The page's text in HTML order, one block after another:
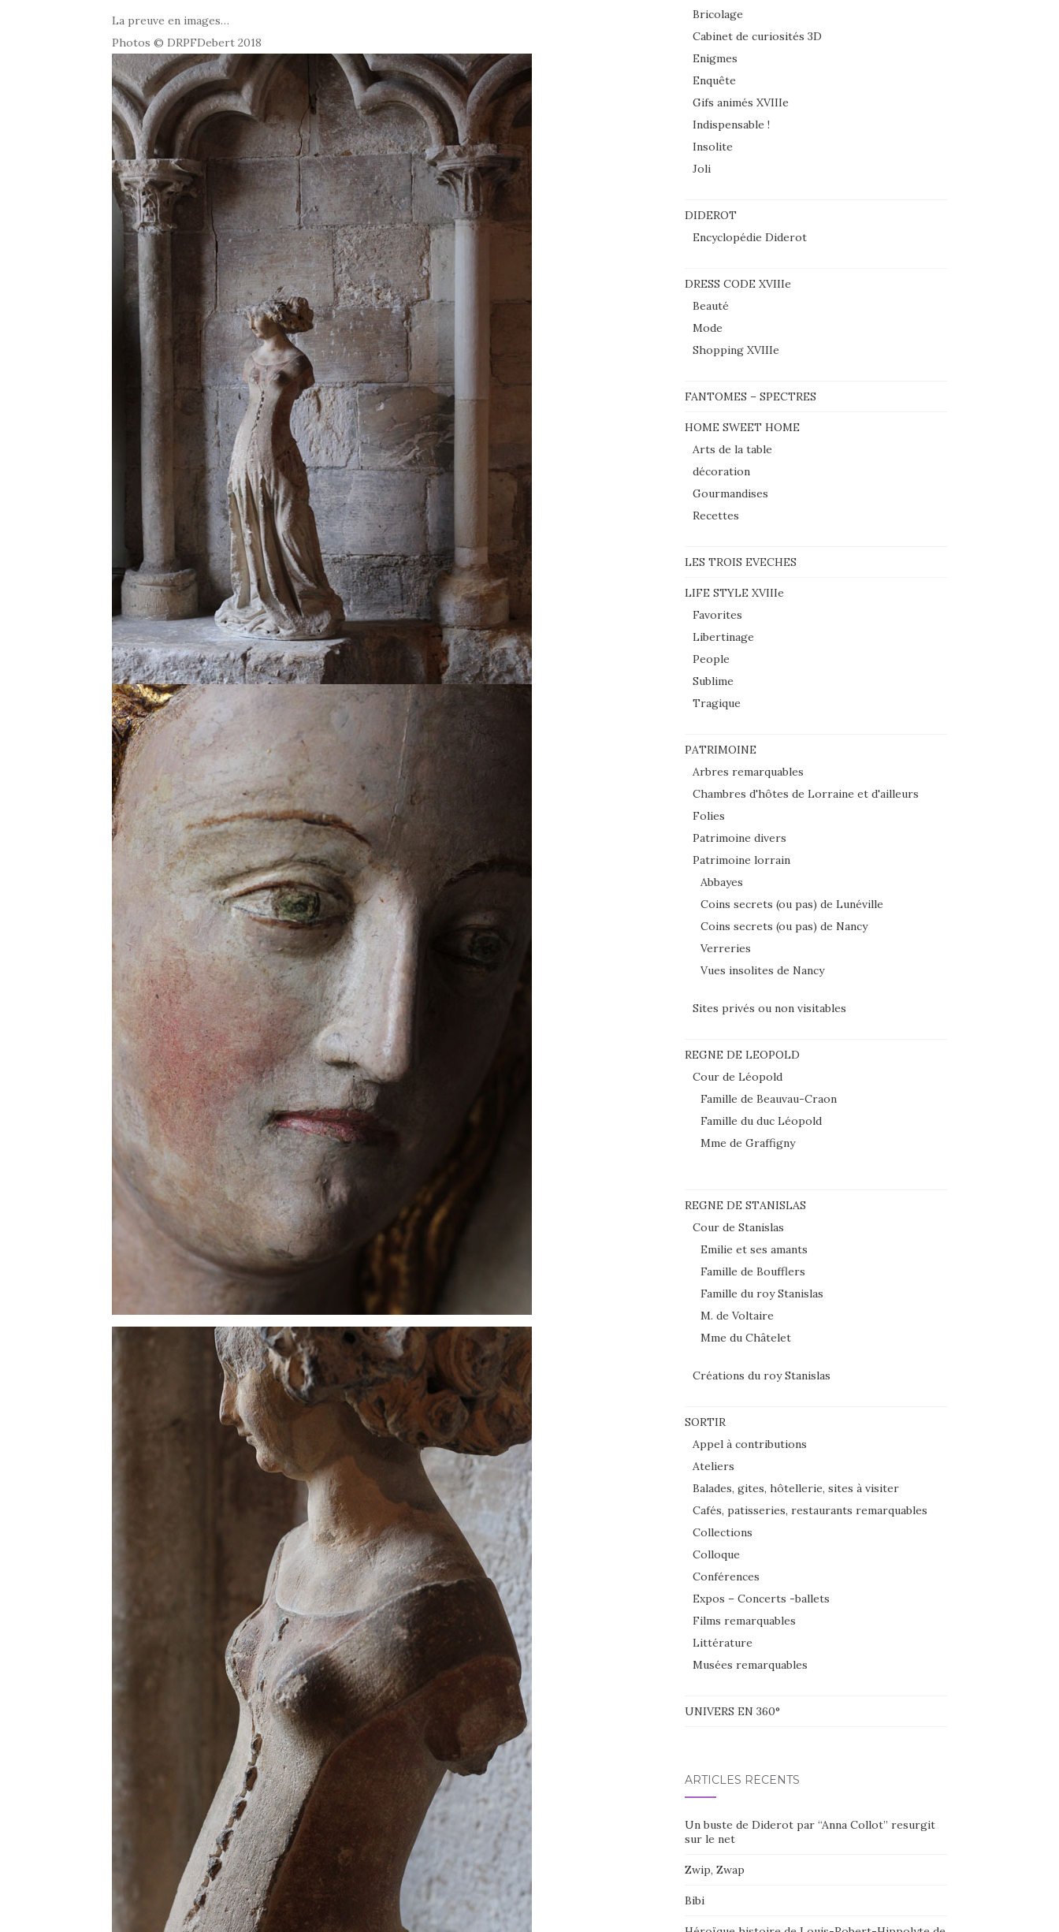
La preuve en images…
Photos © DRPFDebert 2018
Bricolage
Cabinet de curiosités 3D
Enigmes
Enquête
Gifs animés XVIIIe
Indispensable !
Insolite
Joli
DIDEROT
Encyclopédie Diderot
DRESS CODE XVIIIe
Beauté
Mode
Shopping XVIIIe
FANTOMES – SPECTRES
HOME SWEET HOME
Arts de la table
décoration
Gourmandises
Recettes
LES TROIS EVECHES
LIFE STYLE XVIIIe
Favorites
Libertinage
People
Sublime
Tragique
PATRIMOINE
Arbres remarquables
Chambres d'hôtes de Lorraine et d'ailleurs
Folies
Patrimoine divers
Patrimoine lorrain
Abbayes
Coins secrets (ou pas) de Lunéville
Coins secrets (ou pas) de Nancy
Verreries
Vues insolites de Nancy
Sites privés ou non visitables
REGNE DE LEOPOLD
Cour de Léopold
Famille de Beauvau-Craon
Famille du duc Léopold
Mme de Graffigny
REGNE DE STANISLAS
Cour de Stanislas
Emilie et ses amants
Famille de Boufflers
Famille du roy Stanislas
M. de Voltaire
Mme du Châtelet
Créations du roy Stanislas
SORTIR
Appel à contributions
Ateliers
Balades, gites, hôtellerie, sites à visiter
Cafés, patisseries, restaurants remarquables
Collections
Colloque
Conférences
Expos – Concerts -ballets
Films remarquables
Littérature
Musées remarquables
UNIVERS EN 360°
ARTICLES RÉCENTS
Un buste de Diderot par “Anna Collot” resurgit
sur le net
Zwip, Zwap
Bibi